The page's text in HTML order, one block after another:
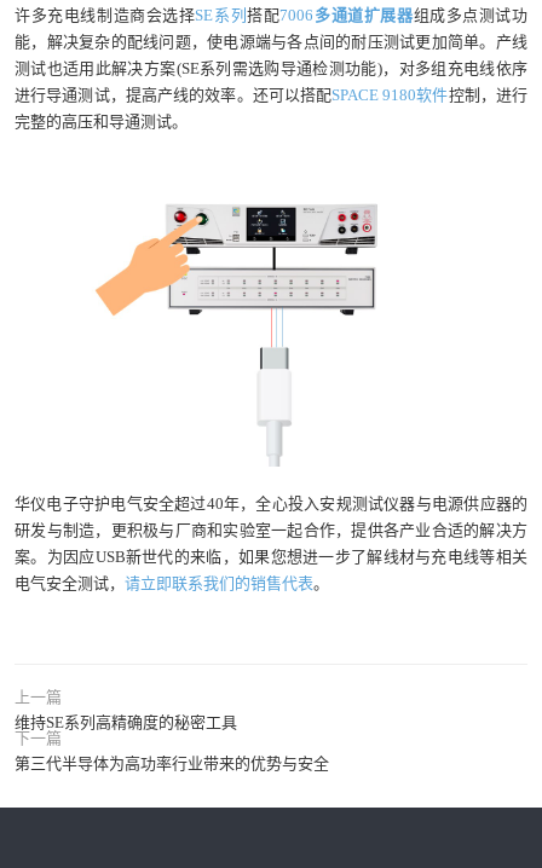
许多充电线制造商会选择SE系列搭配7006 多通道扩展器组成多点测试功
能，解决复杂的配线问题，使电源端与各点间的耐压测试更加简单。产线
测试也适用此解决方案(SE系列需选购导通检测功能)，对多组充电线依序
进行导通测试，提高产线的效率。还可以搭配SPACE 9180软件控制，进行
完整的高压和导通测试。
华仪电子守护电气安全超过40年，全心投入安规测试仪器与电源供应器的
研发与制造，更积极与厂商和实验室一起合作，提供各产业合适的解决方
案。为因应USB新世代的来临，如果您想进一步了解线材与充电线等相关
电气安全测试， 请立即联系我们的销售代表。
上一篇
维持SE系列高精确度的秘密工具
下一篇
第三代半导体为高功率行业带来的优势与安全